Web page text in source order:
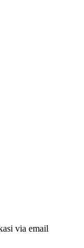
via email